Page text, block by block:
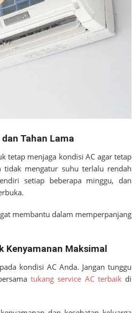
Tahan Lama
tetap menjaga kondisi AC agar tetap
mengatur suhu terlalu rendah
setiap beberapa minggu, dan
membantu dalam memperpanjang
Kenyamanan Maksimal
kondisi AC Anda. Jangan tunggu
tukang service AC terbaikdi